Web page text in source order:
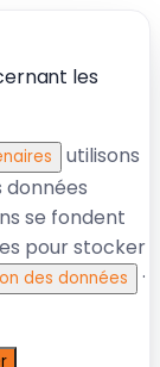
les
utilisons
se fondent
pour stocker
des données ·